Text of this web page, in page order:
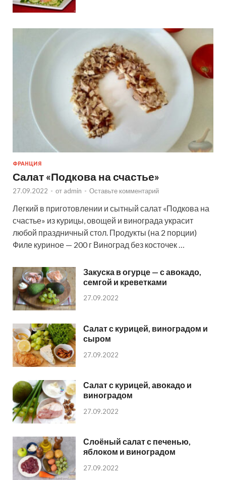
ФРАНЦИЯ
Салат «Подкова на счастье»
27.09.2022 - от admin - Оставьте комментарий
Легкий в приготовлении и сытный салат «Подкова на
счастье» из курицы, овощей и винограда украсит
любой праздничный стол. Продукты (на 2 порции)
Филе куриное — 200 г Виноград без косточек …
Закуска в огурце — с авокадо,
семгой и креветками
27.09.2022
Салат с курицей, виноградом и
сыром
27.09.2022
Салат с курицей, авокадо и
виноградом
27.09.2022
Слоёный салат с печенью,
яблоком и виноградом
27.09.2022